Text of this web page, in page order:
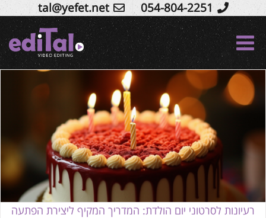
Skip
to
content
054-804-2251
tal@yefet.net
רעיונות לסרטוני יום הולדת: המדריך המקיף
ליצירת הפתעה בלתי נשכחת
סרטונים לאירוע
רעיונות לסרטוני יום הולדת: המדריך המקיף ליצירת הפתעה